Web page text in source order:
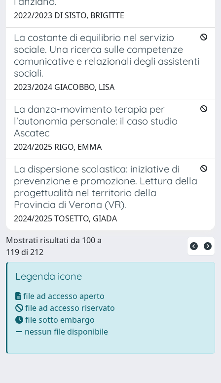
2022/2023 DI SISTO, BRIGITTE
La costante di equilibrio nel servizio
sociale. Una ricerca sulle competenze
comunicative e relazionali degli assistenti
sociali.
2023/2024 GIACOBBO, LISA
La danza-movimento terapia per
l'autonomia personale: il caso studio
Ascatec
2024/2025 RIGO, EMMA
La dispersione scolastica: iniziative di
prevenzione e promozione. Lettura della
progettualità nel territorio della
Provincia di Verona (VR).
2024/2025 TOSETTO, GIADA
Mostrati risultati da 100 a
119 di 212
Legenda icone
file ad accesso aperto
file ad accesso riservato
file sotto embargo
nessun file disponibile